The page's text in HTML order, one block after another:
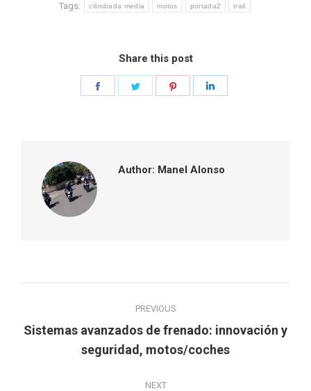
Tags: cilindrada media motos portada2 trail
Share this post
Author: Manel Alonso
navigation
PREVIOUS
Previous
post:
Sistemas avanzados de frenado: innovación y
seguridad, motos/coches
NEXT